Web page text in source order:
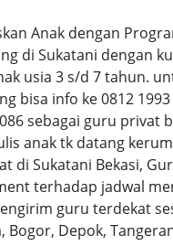
Anak dengan
di Sukatani dengan
usia 3 s/d 7 tahun.
bisa info ke 0812
sebagai guru privat
anak tk datang
di Sukatani Bekasi,
terhadap jadwal
guru terdekat
Bogor, Depok,